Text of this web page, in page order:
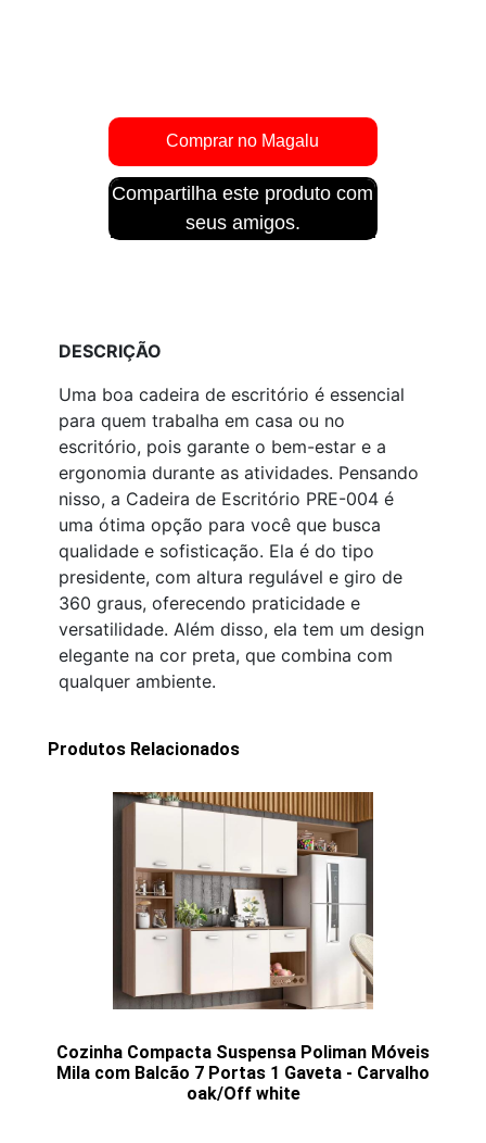
Compartilha este produto com
seus amigos.
DESCRIÇÃO
Uma boa cadeira de escritório é essencial
para quem trabalha em casa ou no
escritório, pois garante o bem-estar e a
ergonomia durante as atividades. Pensando
nisso, a Cadeira de Escritório PRE-004 é
uma ótima opção para você que busca
qualidade e sofisticação. Ela é do tipo
presidente, com altura regulável e giro de
360 graus, oferecendo praticidade e
versatilidade. Além disso, ela tem um design
elegante na cor preta, que combina com
qualquer ambiente.
Produtos Relacionados
Cozinha Compacta Suspensa Poliman Móveis
Mila com Balcão 7 Portas 1 Gaveta - Carvalho
oak/Off white